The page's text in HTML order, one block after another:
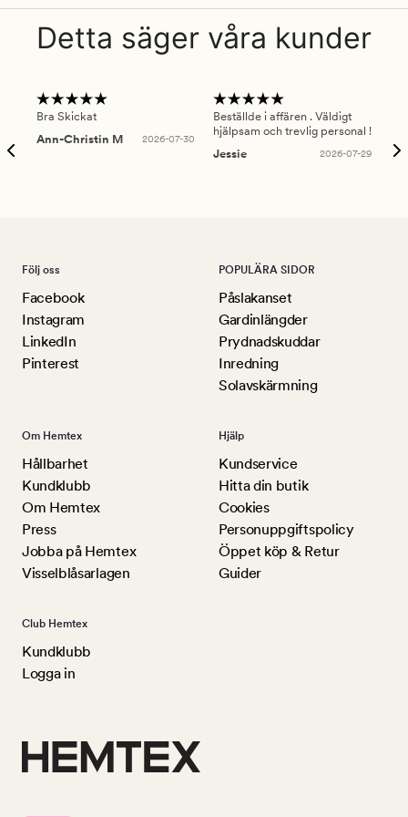
Detta säger våra kunder
Bra Skickat
Ann-Christin M
2026-07-30
Beställde i affären . Väldigt
hjälpsam och trevlig personal !
Jessie
2026-07-29
Följ oss
Facebook
Instagram
LinkedIn
Pinterest
POPULÄRA SIDOR
Påslakanset
Gardinlängder
Prydnadskuddar
Inredning
Solavskärmning
Om Hemtex
Hållbarhet
Kundklubb
Om Hemtex
Press
Jobba på Hemtex
Visselblåsarlagen
Hjälp
Kundservice
Hitta din butik
Cookies
Personuppgiftspolicy
Öppet köp & Retur
Guider
Club Hemtex
Kundklubb
Logga in